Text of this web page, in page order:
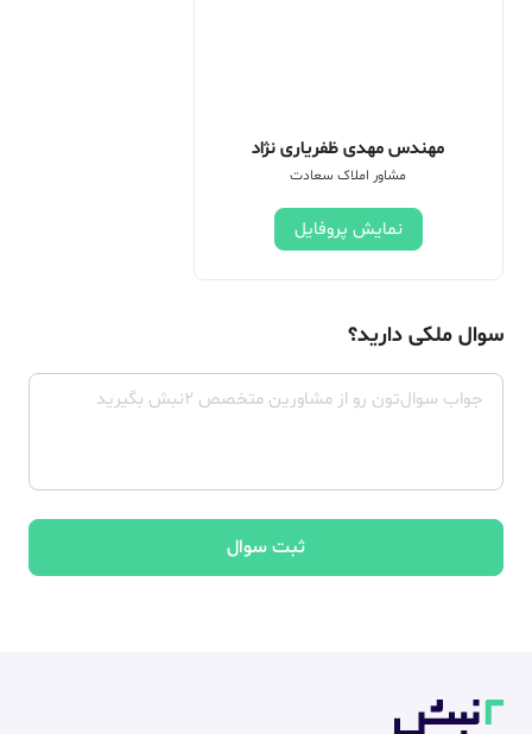
مهندس مهدی ظفریاری نژاد
مشاور املاک سعادت
نمایش پروفایل
سوال ملکی دارید؟
ثبت سوال